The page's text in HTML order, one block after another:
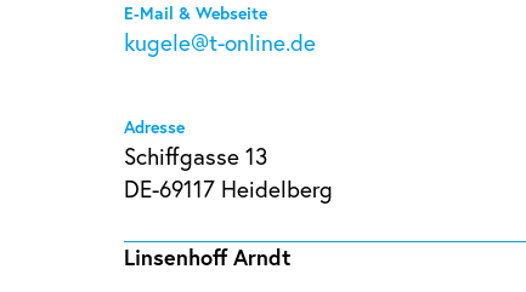
E-Mail & Webseite
kugele@t-online.de
Adresse
Schiffgasse 13
DE-69117 Heidelberg
Linsenhoff Arndt